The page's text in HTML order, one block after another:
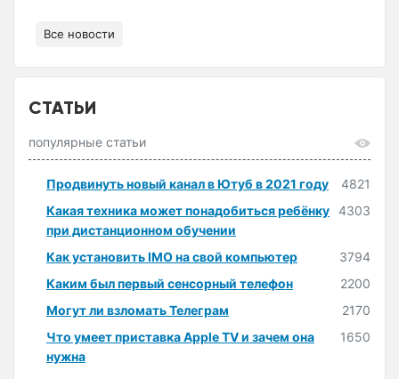
Все новости
СТАТЬИ
популярные статьи
Продвинуть новый канал в Ютуб в 2021 году
4821
Какая техника может понадобиться ребёнку
при дистанционном обучении
4303
Как установить IMO на свой компьютер
3794
Каким был первый сенсорный телефон
2200
Могут ли взломать Телеграм
2170
Что умеет приставка Apple TV и зачем она
нужна
1650